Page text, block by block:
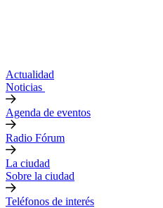
Actualidad
Noticias
Agenda de eventos
Radio Fórum
La ciudad
Sobre la ciudad
Teléfonos de interés